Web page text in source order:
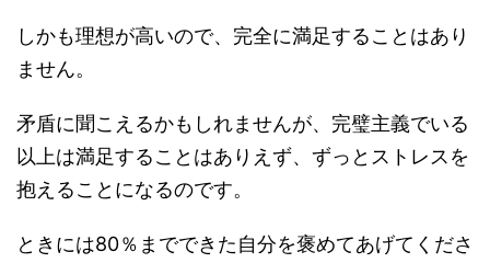
しかも理想が高いので、完全に満足することはあり
ません。
矛盾に聞こえるかもしれませんが、完璧主義でいる
以上は満足することはありえず、ずっとストレスを
抱えることになるのです。
ときには80％までできた自分を褒めてあげてくださ